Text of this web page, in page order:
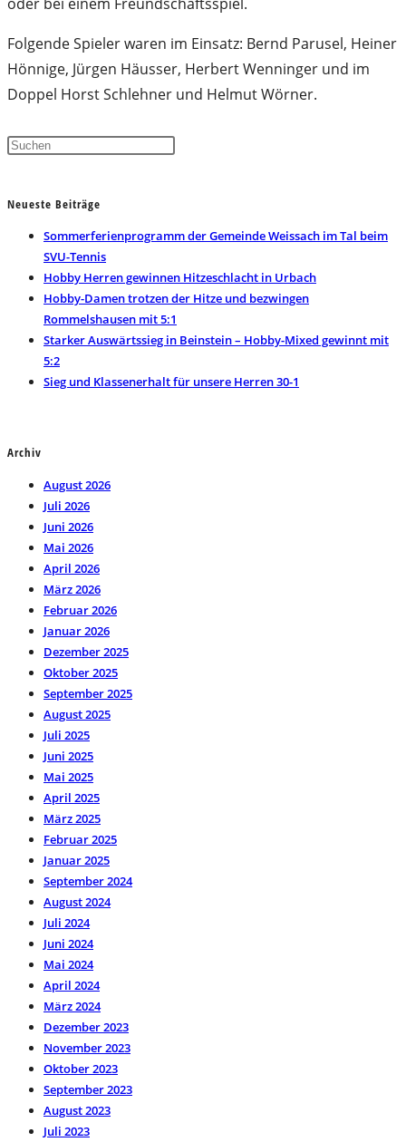
Folgende Spieler waren im Einsatz: Bernd Parusel, Heiner
Hönnige, Jürgen Häusser, Herbert Wenninger und im
Doppel Horst Schlehner und Helmut Wörner.
Neueste Beiträge
Sommerferienprogramm der Gemeinde Weissach im Tal beim
SVU-Tennis
Hobby Herren gewinnen Hitzeschlacht in Urbach
Hobby-Damen trotzen der Hitze und bezwingen
Rommelshausen mit 5:1
Starker Auswärtssieg in Beinstein – Hobby-Mixed gewinnt mit
5:2
Sieg und Klassenerhalt für unsere Herren 30-1
Archiv
August 2026
Juli 2026
Juni 2026
Mai 2026
April 2026
März 2026
Februar 2026
Januar 2026
Dezember 2025
Oktober 2025
September 2025
August 2025
Juli 2025
Juni 2025
Mai 2025
April 2025
März 2025
Februar 2025
Januar 2025
September 2024
August 2024
Juli 2024
Juni 2024
Mai 2024
April 2024
März 2024
Dezember 2023
November 2023
Oktober 2023
September 2023
August 2023
Juli 2023